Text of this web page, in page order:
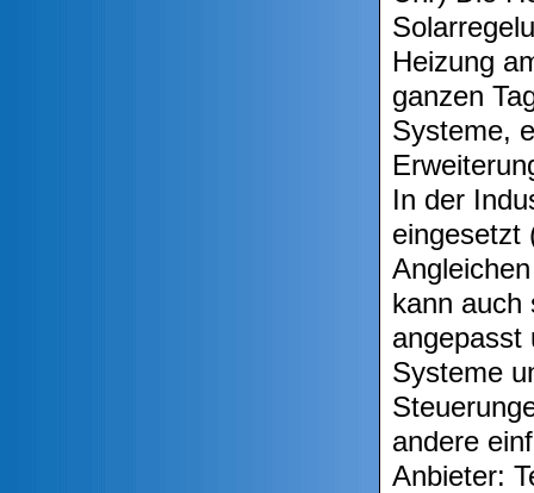
Heizung
ganzen
Systeme,
In der
eingesetzt
kann auch
angepasst
Systeme
andere
Anbieter: